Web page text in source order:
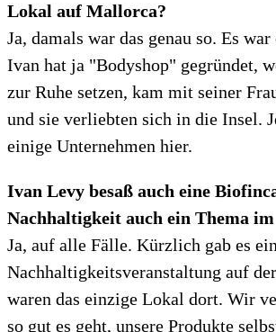
Lokal auf Mallorca?
Ja, damals war das genau so. Es war
Ivan hat ja "Bodyshop" gegründet,
zur Ruhe setzen, kam mit seiner
und sie verliebten sich in die Insel.
einige Unternehmen hier.
Ivan Levy besaß auch eine
Nachhaltigkeit auch ein Thema
Ja, auf alle Fälle. Kürzlich gab es
Nachhaltigkeitsveranstaltung auf
waren das einzige Lokal dort. Wir
so gut es geht, unsere Produkte